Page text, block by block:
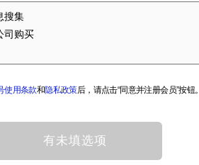
搜集
司购买
使用条款和隐私政策后，请点击“同意并注册会员”按钮。